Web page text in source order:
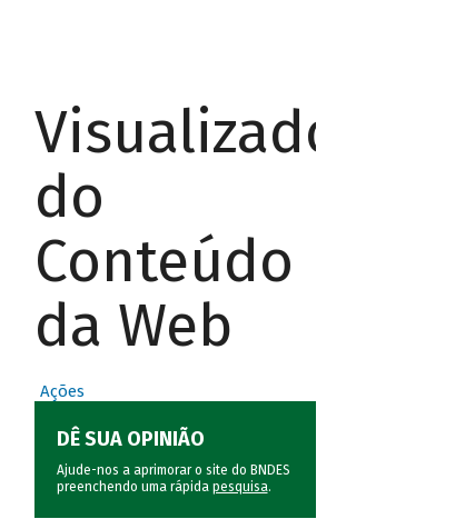
Visualizador
do
Conteúdo
da Web
Ações
DÊ SUA OPINIÃO
Ajude-nos a aprimorar o site do BNDES
preenchendo uma rápida pesquisa.